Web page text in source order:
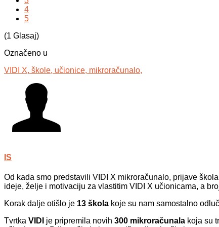
4
5
(1 Glasaj)
Označeno u
VIDI X, škole, učionice, mikroračunalo,
IS
Od kada smo predstavili VIDI X mikroračunalo, prijave
ideje, želje i motivaciju za vlastitim VIDI X učionicama, a
Korak dalje otišlo je 13 škola koje su nam samostalno
Tvrtka VIDI je pripremila novih 300 mikroračunala koja su